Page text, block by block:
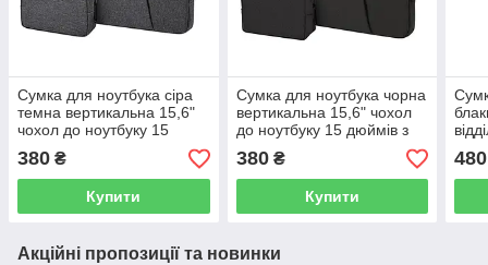
Сумка для ноутбука сіра
темна вертикальна 15,6"
чохол до ноутбуку 15
дюймів з сумочкою для
аксесуарів темно-сірий
380 ₴
Купити
Сумка для ноутбука чорна
вертикальна 15,6" чохол
до ноутбуку 15 дюймів з
сумочкою для аксесуарів
чорний
380₴
Купити
на
480
Акційні пропозиції та новинки